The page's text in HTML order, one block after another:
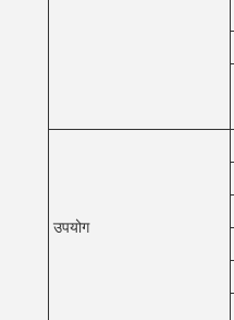
उपयोग